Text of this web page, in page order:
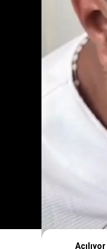
Açılıyor